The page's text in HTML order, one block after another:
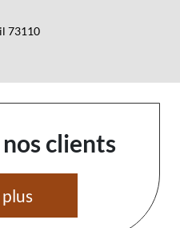
73110
nos clients